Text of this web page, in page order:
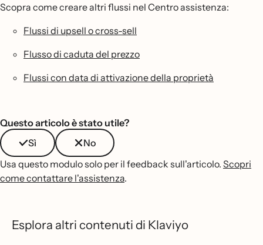
Scopra come creare altri flussi nel Centro assistenza:
Flussi di upsell o cross-sell
Flusso di caduta del prezzo
Flussi con data di attivazione della proprietà
Questo articolo è stato utile?
Sì
No
Usa questo modulo solo per il feedback sull'articolo. Scopri
come contattare l'assistenza.
Esplora altri contenuti di Klaviyo